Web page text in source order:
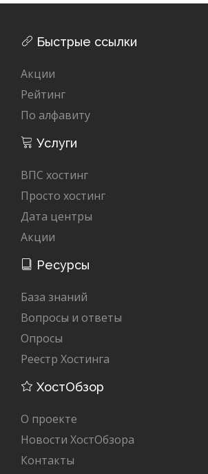
Быстрые ссылки
Акции
Рейтинг
По алфавиту
Услуги
ВПС хостинг
Просто хостинг
Дата центры
Акции
Ресурсы
База знаний
Вопросы и ответы
Опросы
Реестр Хостинга
ХостОбзор
О проекте
Новости ХостОбзора
Контакты